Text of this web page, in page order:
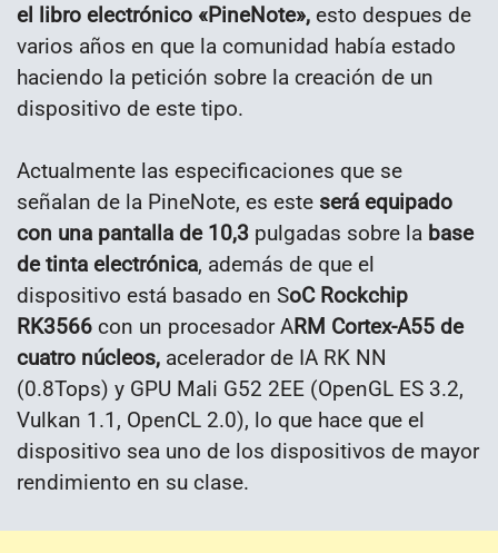
el libro electrónico «PineNote», esto despues de
varios años en que la comunidad había estado
haciendo la petición sobre la creación de un
dispositivo de este tipo.
Actualmente las especificaciones que se
señalan de la PineNote, es este será equipado
con una pantalla de 10,3 pulgadas sobre la base
de tinta electrónica, además de que el
dispositivo está basado en SoC Rockchip
RK3566 con un procesador ARM Cortex-A55 de
cuatro núcleos, acelerador de IA RK NN
(0.8Tops) y GPU Mali G52 2EE (OpenGL ES 3.2,
Vulkan 1.1, OpenCL 2.0), lo que hace que el
dispositivo sea uno de los dispositivos de mayor
rendimiento en su clase.